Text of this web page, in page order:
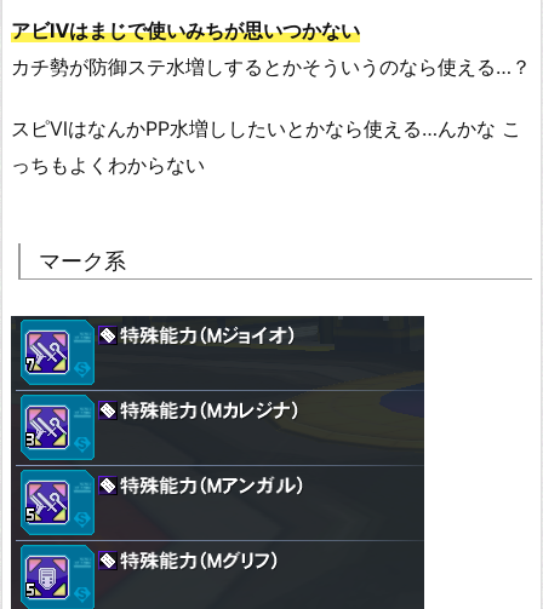
アビⅣはまじで使いみちが思いつかない
カチ勢が防御ステ水増しするとかそういうのなら使える…？
スピⅥはなんかPP水増ししたいとかなら使える…んかな こ
っちもよくわからない
マーク系